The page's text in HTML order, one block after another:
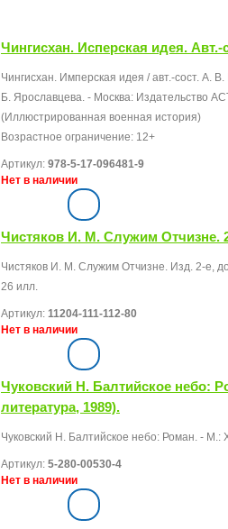
Чингисхан. Исперская идея.
Чингисхан. Имперская идея / авт.-сост. А.
Б. Ярославцева. - Москва: Издательство
(Иллюстрированная военная история)
Возрастное ограничение: 12+
Артикул: 978-5-17-096481-9
Нет в наличии
Чистяков И. М. Служим Отчизне.
Чистяков И. М. Служим Отчизне. Изд. 2-е,
26 илл.
Артикул: 11204-111-112-80
Нет в наличии
Чуковский Н. Балтийское небо:
литература, 1989).
Чуковский Н. Балтийское небо: Роман. - М.:
Артикул: 5-280-00530-4
Нет в наличии